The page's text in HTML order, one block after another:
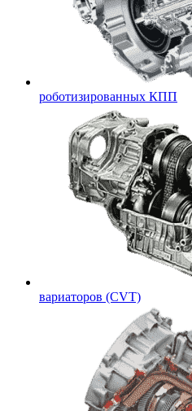
роботизированных КПП
вариаторов (CVT)